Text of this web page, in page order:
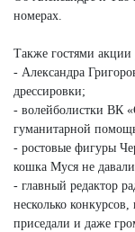
номерах.
Также гостями акции
- Александра
дрессировки;
- волейболистки ВК
гуманитарной
- ростовые фигуры
кошка Муся не давали
- главный редактор
несколько
приседали и даже